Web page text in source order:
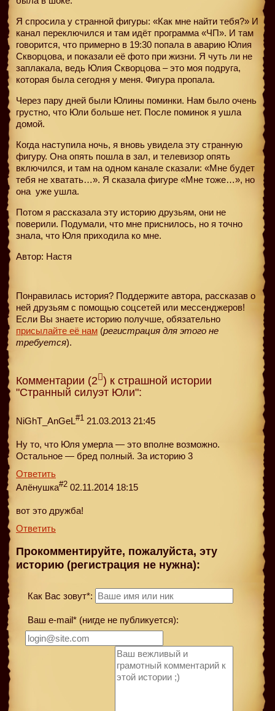
Я спросила у странной фигуры: «Как мне найти тебя?» И
канал переключился и там идёт программа «ЧП». И там
говорится, что примерно в 19:30 попала в аварию Юлия
Скворцова, и показали её фото при жизни. Я чуть ли не
заплакала, ведь Юлия Скворцова – это моя подруга,
которая была сегодня у меня. Фигура пропала.
Через пару дней были Юлины поминки. Нам было очень
грустно, что Юли больше нет. После поминок я ушла
домой.
Когда наступила ночь, я вновь увидела эту странную
фигуру. Она опять пошла в зал, и телевизор опять
включился, и там на одном канале сказали: «Мне будет
тебя не хватать…». Я сказала фигуре «Мне тоже…», но
она уже ушла.
Потом я рассказала эту историю друзьям, они не
поверили. Подумали, что мне приснилось, но я точно
знала, что Юля приходила ко мне.
Автор: Настя
Понравилась история? Поддержите автора, рассказав о
ней друзьям с помощью соцсетей или мессенджеров!
Если Вы знаете историю получше, обязательно
присылайте её нам (регистрация для этого не
требуется).
Комментарии (2 ) к страшной истории
"Странный силуэт Юли":
NiGhT_AnGeL#1 21.03.2013 21:45
Ну то, что Юля умерла — это вполне возможно.
Остальное — бред полный. За историю 3
Ответить
Алёнушка#2 02.11.2014 18:15
вот это дружба!
Ответить
Прокомментируйте, пожалуйста, эту
историю (регистрация не нужна):
Как Вас зовут*:
Ваш e-mail* (нигде не публикуется):